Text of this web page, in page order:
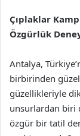
Çıplaklar
Özgürlük
Antalya,
birbirinden
güzellikleriyle
unsurlardan biri
özgür bir tatil